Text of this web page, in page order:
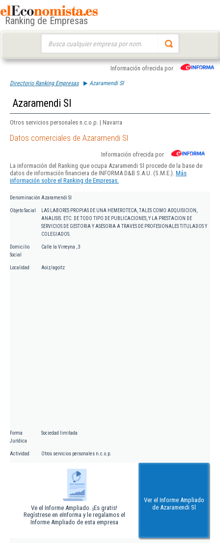
Ranking de Empresas
Información ofrecida por
Directorio Ranking Empresas Azaramendi Sl
Azaramendi Sl
Otros servicios personales n.c.o.p. | Navarra
Datos comerciales de Azaramendi Sl
Información ofrecida por
La información del Ranking que ocupa Azaramendi Sl procede de la base de
datos de información financiera de INFORMA D&B S.A.U. (S.M.E.). Más
información sobre el Ranking de Empresas.
Denominación Azaramendi Sl
Objeto Social
LAS LABORES PROPIAS DE UNA HEMEROTECA, TALES COMO ADQUISICION,
ANALISIS. ETC. DE TODO TIPO DE PUBLICACIONES, Y LA PRESTACION DE
SERVICIOS DE GESTORIA Y ASESORIA A TRAVES DE PROFESIONALES TITULADOS Y
COLEGIADOS.
Domicilio
Social
Calle la Virreyna , 3
Localidad Aoiz/agoitz
Forma
Jurídica
Sociedad limitada
Actividad Otros servicios personales n.c.o.p.
Ve el Informe Ampliado. ¡Es gratis!
Regístrese en eInforma y le regalamos el
Informe Ampliado de esta empresa
Ver el Informe Ampliado
de Azaramendi Sl